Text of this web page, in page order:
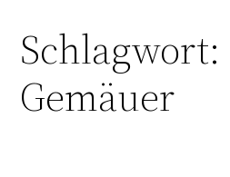
Schlagwort:
Gemäuer